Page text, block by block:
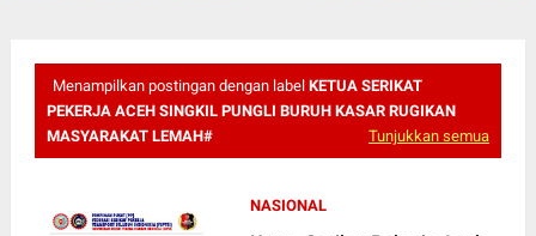
Menampilkan postingan dengan label KETUA SERIKAT
PEKERJA ACEH SINGKIL PUNGLI BURUH KASAR RUGIKAN
MASYARAKAT LEMAH#
Tunjukkan semua
NASIONAL